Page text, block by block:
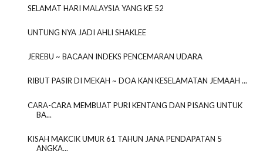
SELAMAT HARI MALAYSIA YANG KE 52
UNTUNG NYA JADI AHLI SHAKLEE
JEREBU ~ BACAAN INDEKS PENCEMARAN UDARA
RIBUT PASIR DI MEKAH ~ DOA KAN KESELAMATAN JEMAAH ...
CARA-CARA MEMBUAT PURI KENTANG DAN PISANG UNTUK
BA...
KISAH MAKCIK UMUR 61 TAHUN JANA PENDAPATAN 5
ANGKA...